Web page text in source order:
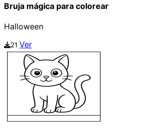
Bruja mágica para colorear
Halloween
21 Ver